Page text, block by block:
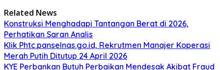
Related News
Konstruksi Menghadapi Tantangan Berat di 2026,
Perhatikan Saran Analis
Klik Phtc.panselnas.go.id, Rekrutmen Manajer Koperasi
Merah Putih Ditutup 24 April 2026
KYE Perbankan Butuh Perbaikan Mendesak Akibat Fraud